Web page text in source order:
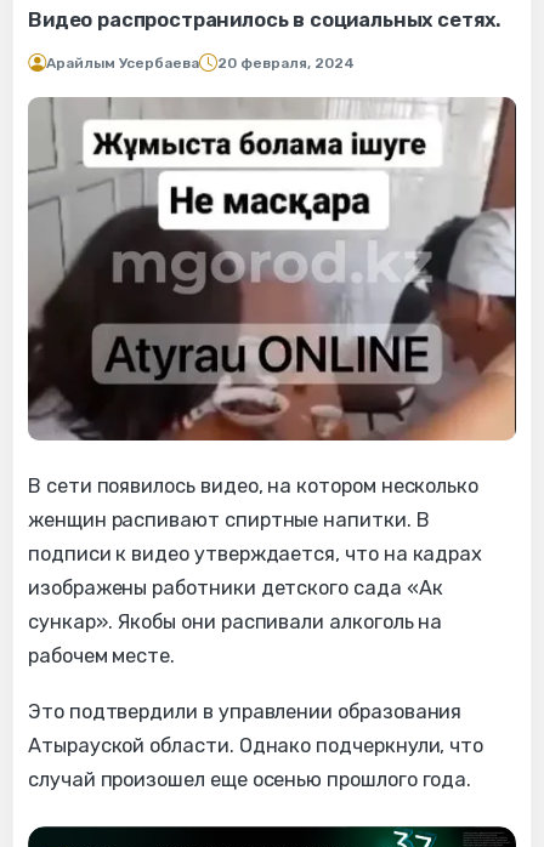
Видео распространилось в социальных сетях.
Арайлым Усербаева 20 февраля, 2024
В сети появилось видео, на котором несколько
женщин распивают спиртные напитки. В
подписи к видео утверждается, что на кадрах
изображены работники детского сада «Ак
сункар». Якобы они распивали алкоголь на
рабочем месте.
Это подтвердили в управлении образования
Атырауской области. Однако подчеркнули, что
случай произошел еще осенью прошлого года.